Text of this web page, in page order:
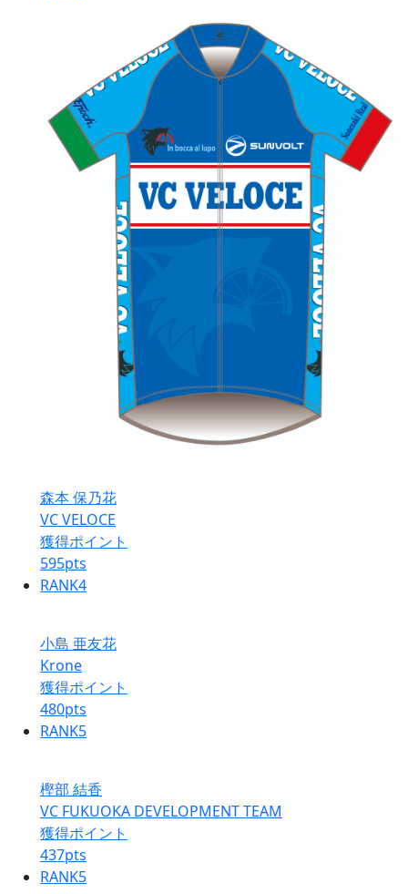
森本 保乃花
VC VELOCE
獲得ポイント
595pts
RANK4
小島 亜友花
Krone
獲得ポイント
480pts
RANK5
樫部 結香
VC FUKUOKA DEVELOPMENT TEAM
獲得ポイント
437pts
RANK5